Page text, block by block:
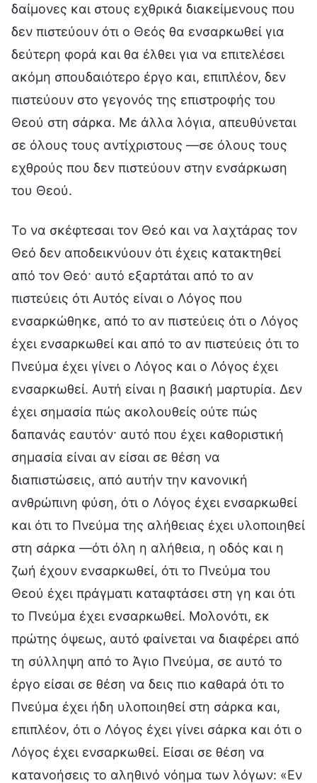
δαίμονες και στους εχθρικά διακείμενους που
δεν πιστεύουν ότι ο Θεός θα ενσαρκωθεί για
δεύτερη φορά και θα έλθει για να επιτελέσει
ακόμη σπουδαιότερο έργο και, επιπλέον, δεν
πιστεύουν στο γεγονός της επιστροφής του
Θεού στη σάρκα. Με άλλα λόγια, απευθύνεται
σε όλους τους αντίχριστους —σε όλους τους
εχθρούς που δεν πιστεύουν στην ενσάρκωση
του Θεού.
Το να σκέφτεσαι τον Θεό και να λαχτάρας τον
Θεό δεν αποδεικνύουν ότι έχεις κατακτηθεί
από τον Θεό· αυτό εξαρτάται από το αν
πιστεύεις ότι Αυτός είναι ο Λόγος που
ενσαρκώθηκε, από το αν πιστεύεις ότι ο Λόγος
έχει ενσαρκωθεί και από το αν πιστεύεις ότι το
Πνεύμα έχει γίνει ο Λόγος και ο Λόγος έχει
ενσαρκωθεί. Αυτή είναι η βασική μαρτυρία. Δεν
έχει σημασία πώς ακολουθείς ούτε πώς
δαπανάς εαυτόν· αυτό που έχει καθοριστική
σημασία είναι αν είσαι σε θέση να
διαπιστώσεις, από αυτήν την κανονική
ανθρώπινη φύση, ότι ο Λόγος έχει ενσαρκωθεί
και ότι το Πνεύμα της αλήθειας έχει υλοποιηθεί
στη σάρκα —ότι όλη η αλήθεια, η οδός και η
ζωή έχουν ενσαρκωθεί, ότι το Πνεύμα του
Θεού έχει πράγματι καταφτάσει στη γη και ότι
το Πνεύμα έχει ενσαρκωθεί. Μολονότι, εκ
πρώτης όψεως, αυτό φαίνεται να διαφέρει από
τη σύλληψη από το Άγιο Πνεύμα, σε αυτό το
έργο είσαι σε θέση να δεις πιο καθαρά ότι το
Πνεύμα έχει ήδη υλοποιηθεί στη σάρκα και,
επιπλέον, ότι ο Λόγος έχει γίνει σάρκα και ότι ο
Λόγος έχει ενσαρκωθεί. Είσαι σε θέση να
κατανοήσεις το αληθινό νόημα των λόγων: «Εν